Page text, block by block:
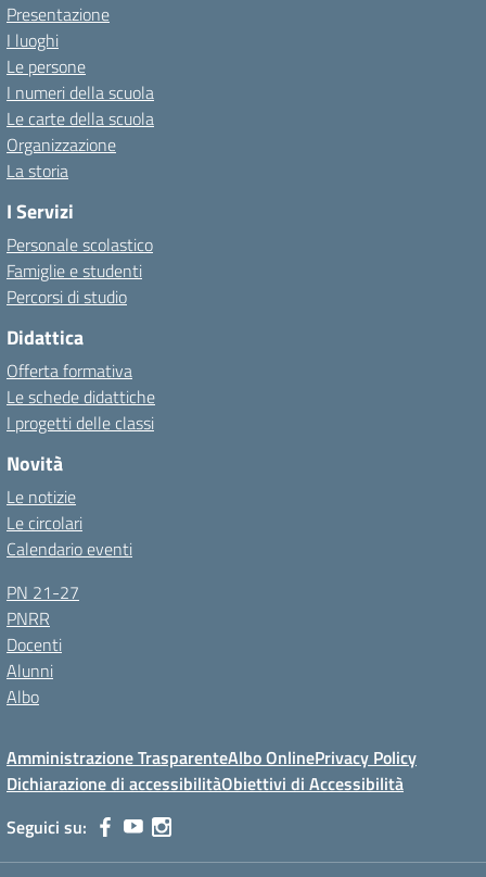
Presentazione
I luoghi
Le persone
I numeri della scuola
Le carte della scuola
Organizzazione
La storia
I Servizi
Personale scolastico
Famiglie e studenti
Percorsi di studio
Didattica
Offerta formativa
Le schede didattiche
I progetti delle classi
Novità
Le notizie
Le circolari
Calendario eventi
PN 21-27
PNRR
Docenti
Alunni
Albo
Amministrazione TrasparenteAlbo OnlinePrivacy Policy
Dichiarazione di accessibilitàObiettivi di Accessibilità
Seguici su: